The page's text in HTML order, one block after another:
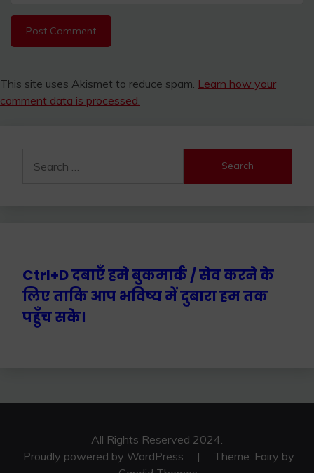
This site uses Akismet to reduce spam. Learn how your
comment data is processed.
Ctrl+D दबाएँ हमे बुकमार्क / सेव करने के
लिए ताकि आप भविष्य में दुबारा हम तक
पहुँच सके।
All Rights Reserved 2024.
Proudly powered by WordPress
|
Theme: Fairy by